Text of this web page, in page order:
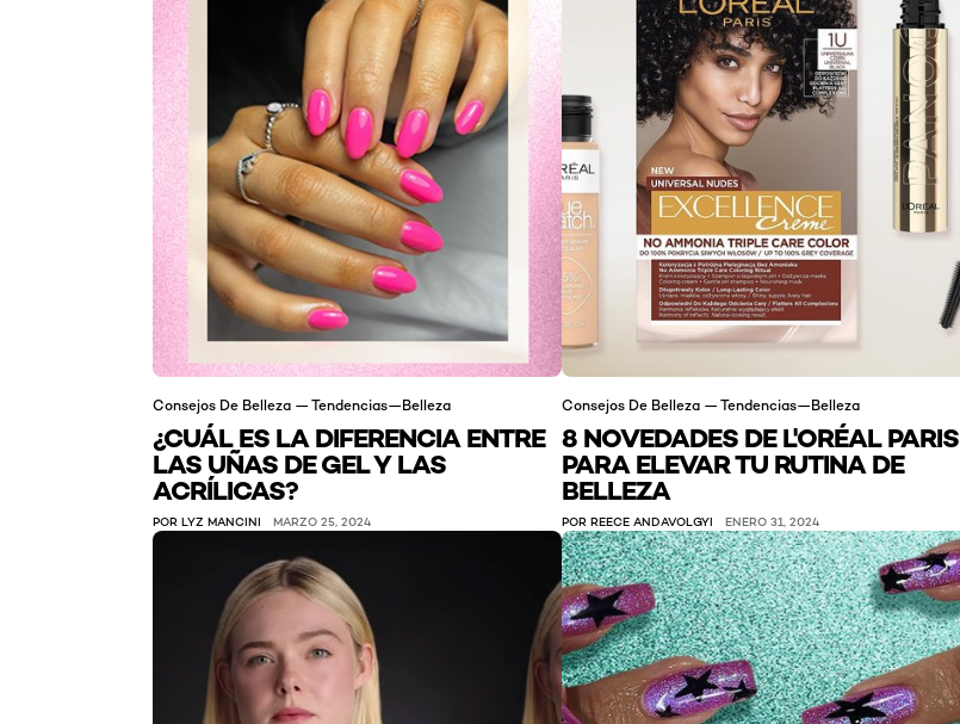
Consejos De Belleza — Tendencias—Belleza
¿CUÁL ES LA DIFERENCIA ENTRE
LAS UÑAS DE GEL Y LAS
ACRÍLICAS?
POR LYZ MANCINI MARZO 25, 2024
Consejos De Belleza — Tendencias—Belleza
8 NOVEDADES DE L'ORÉAL PARIS
PARA ELEVAR TU RUTINA DE
BELLEZA
POR REECE ANDAVOLGYI ENERO 31, 2024